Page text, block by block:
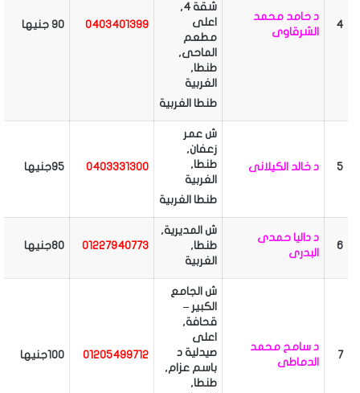
4
د حامد محمد
الشرقاوى
شقة 4,
اعلى
مطعم
الماحى,
طنطا,
الغربية
طنطا الغربية
0403401399 90 جنيها
5 د خالد الكيلانى
ش عمر
زعفان,
طنطا,
الغربية
طنطا الغربية
0403331300 95جنيها
6
د داليا حمدى
البدرى
ش المديرية,
طنطا,
الغربية
01227940773 80جنيها
7
د سامح محمد
الدماطى
ش الجامع
الكبير –
قحافة,
اعلى
صيدلية د
باسم عزام,
طنطا,
01205499712 100جنيها